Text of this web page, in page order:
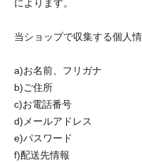
によります。
当ショップで収集する個人
a)お名前、フリガナ
b)ご住所
c)お電話番号
d)メールアドレス
e)パスワード
f)配送先情報